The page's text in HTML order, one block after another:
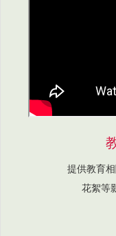
提供教育
花絮等